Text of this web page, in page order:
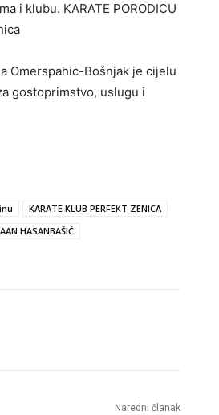
i klubu. KARATE PORODICU
Omerspahic-Bošnjak je cijelu
gostoprimstvo, uslugu i
KARATE KLUB PERFEKT ZENICA
HASANBAŠIĆ
Naredni članak